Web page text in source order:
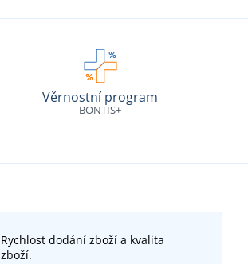
Věrnostní program
BONTIS+
Rychlost dodání zboží a kvalita
zboží.